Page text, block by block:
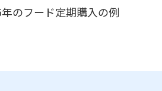
のフード定期購入の例